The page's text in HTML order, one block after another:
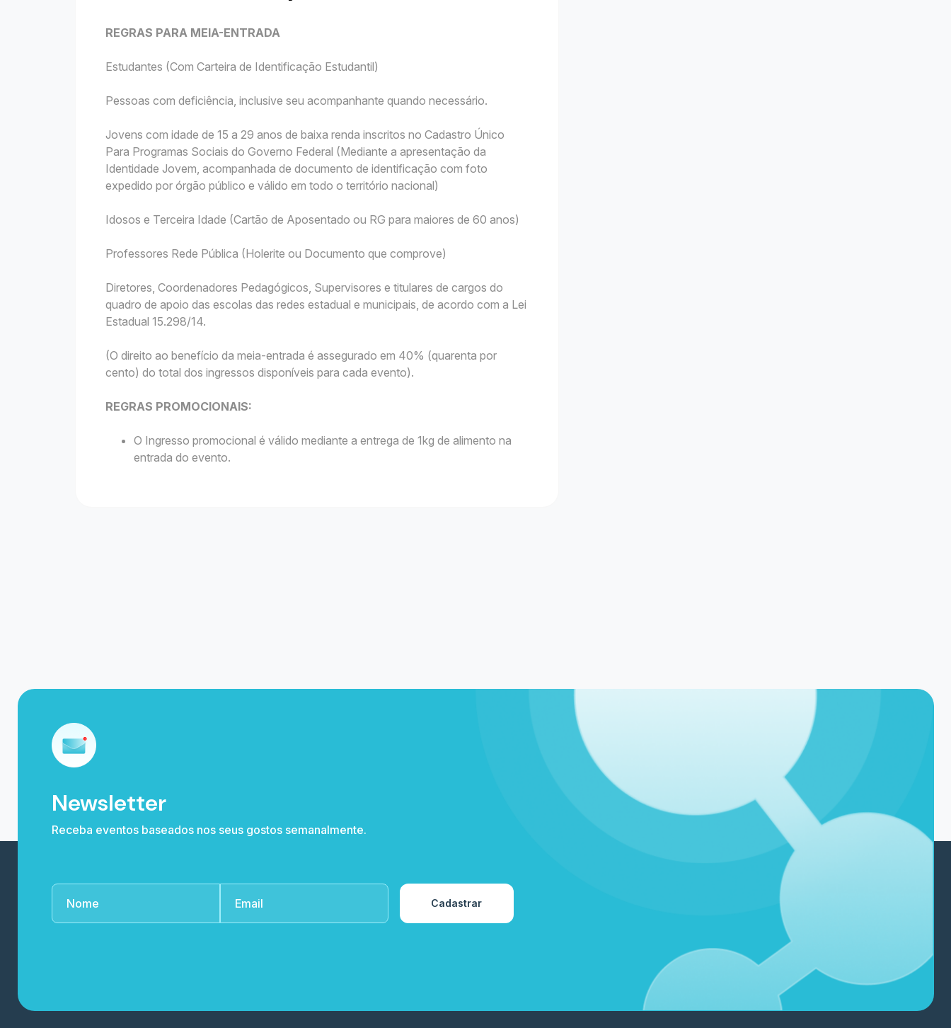
REGRAS PARA MEIA-ENTRADA
Estudantes (Com Carteira de Identificação Estudantil)
Pessoas com deficiência, inclusive seu acompanhante quando necessário.
Jovens com idade de 15 a 29 anos de baixa renda inscritos no Cadastro Único
Para Programas Sociais do Governo Federal (Mediante a apresentação da
Identidade Jovem, acompanhada de documento de identificação com foto
expedido por órgão público e válido em todo o território nacional)
Idosos e Terceira Idade (Cartão de Aposentado ou RG para maiores de 60 anos)
Professores Rede Pública (Holerite ou Documento que comprove)
Diretores, Coordenadores Pedagógicos, Supervisores e titulares de cargos do
quadro de apoio das escolas das redes estadual e municipais, de acordo com a Lei
Estadual 15.298/14.
(O direito ao benefício da meia-entrada é assegurado em 40% (quarenta por
cento) do total dos ingressos disponíveis para cada evento).
REGRAS PROMOCIONAIS:
O Ingresso promocional é válido mediante a entrega de 1kg de alimento na
entrada do evento.
Newsletter
Receba eventos baseados nos seus gostos semanalmente.
Cadastrar